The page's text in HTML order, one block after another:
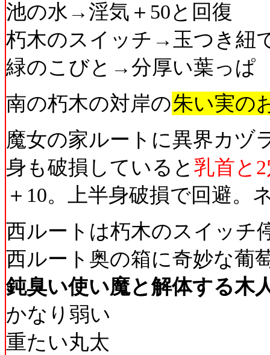
池の水→淫気＋50と回復
朽木のスイッチ→玉つき紐
緑のこびと→分厚い葉っぱ
南の朽木の対岸の朱い実の
魔女の家ルートに異界カヅ
身も破損していると 乳首と
＋10。上半身破損で回避。
西ルートは朽木のスイッチ
西ルート奥の箱に奇妙な葡
鈍臭い使い魔と解体する木
かなり弱い
重たい丸太